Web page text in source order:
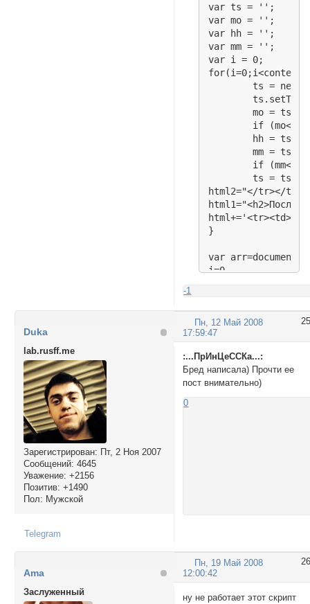
var ts = '';
var mo = '';
var hh = '';
var mm = '';
var i = 0;
	mo = ts.getMonth()+1;
	mm = ts.getMinutes()+'';
html2="</tr></
}
var
i=0
}
i++
}
-1
25
Пн, 12 Май 2008
17:59:47
Duka
lab.rusff.me
Зарегистрирован: Пт, 2 Ноя 2007
Сообщений: 4645
Уважение: +2156
Позитив: +1490
Пол: Мужской
:...ПрИнЦеССКа...:
Бред написала) Прочти ее
пост внимательно)
0
Telegram
26
Пн, 19 Май 2008
12:00:42
Ama
Заслуженный
ну не работает этот скрипт